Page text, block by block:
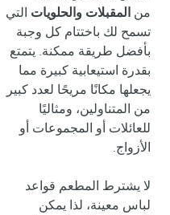
من المقبلات والحلويات التي
تسمح لك باختتام كل وجبة
بأفضل طريقة ممكنة. يتمتع
بقدرة استيعابية كبيرة مما
يجعلها مكانًا مريحًا لعدد كبير
من المتناولين، ومثاليًا
للعائلات أو المجموعات أو
الأزواج.
لا يشترط المطعم قواعد
لباس معينة، لذا يمكن